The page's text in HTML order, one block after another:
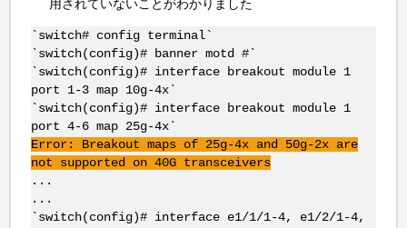
用されていないことがわかりました
`switch# config terminal`
`switch(config)# banner motd #`
`switch(config)# interface breakout module 1
port 1-3 map 10g-4x`
`switch(config)# interface breakout module 1
port 4-6 map 25g-4x`
Error: Breakout maps of 25g-4x and 50g-2x are
not supported on 40G transceivers
...
...
`switch(config)# interface e1/1/1-4, e1/2/1-4,